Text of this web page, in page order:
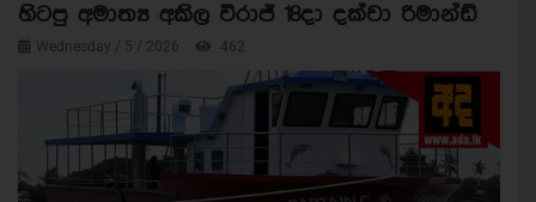
හිටපු අමාත්‍ය අකිල විරාජ් 18දා දක්වා රිමාන්ඩ්
Wednesday / 5 / 2026 462